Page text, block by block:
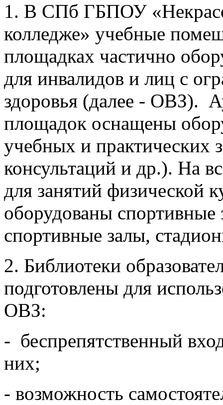
1. В СПб ГБПОУ
колледже» учебные
площадках частично
для инвалидов и лиц с
здоровья (далее - ОВЗ).
площадок оснащены
учебных и практических
консультаций и др.). На
для занятий физической
оборудованы
спортивные залы,
2. Библиотеки
подготовлены для
ОВЗ:
- беспрепятственный
них;
- возможность